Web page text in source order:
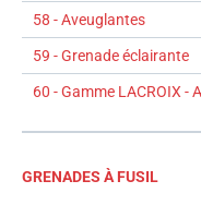
58 - Aveuglantes
59 - Grenade éclairante
60 - Gamme LACROIX -
GRENADES À FUSIL